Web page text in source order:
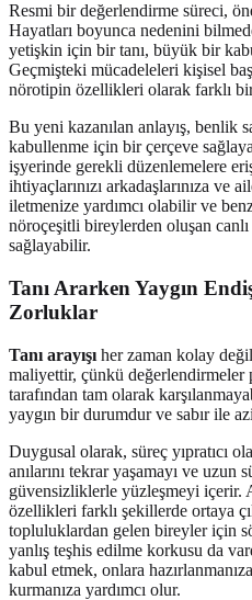
Resmi bir değerlendirme süreci,
Hayatları boyunca nedenini
yetişkin için bir tanı, büyük bir
Geçmişteki mücadeleleri kişisel
nörotipin özellikleri olarak farklı bir
Bu yeni kazanılan anlayış, benlik
kabullenme için bir çerçeve
işyerinde gerekli düzenlemelere
ihtiyaçlarınızı arkadaşlarınıza ve
iletmenize yardımcı olabilir ve
nöroçeşitli bireylerden oluşan canlı
sağlayabilir.
Tanı Ararken Yaygın
Zorluklar
Tanı arayışı her zaman kolay
maliyettir, çünkü değerlendirmeler
tarafından tam olarak
yaygın bir durumdur ve sabır ile
Duygusal olarak, süreç yıpratıcı
anılarını tekrar yaşamayı ve uzun
güvensizliklerle yüzleşmeyi içerir.
özellikleri farklı şekillerde ortaya
topluluklardan gelen bireyler için
yanlış teşhis edilme korkusu da
kabul etmek, onlara
kurmanıza yardımcı olur.